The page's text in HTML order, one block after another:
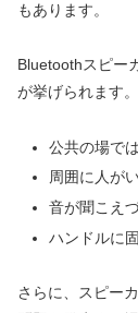
もあります。
Bluetoothスピー
が挙げられます。
公共の場で
周囲に人が
音が聞こえ
ハンドルに
さらに、スピー